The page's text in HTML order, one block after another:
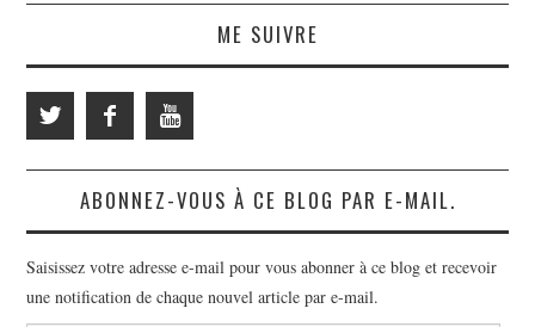
ME SUIVRE
ABONNEZ-VOUS À CE BLOG PAR E-MAIL.
Saisissez votre adresse e-mail pour vous abonner à ce blog et recevoir
une notification de chaque nouvel article par e-mail.